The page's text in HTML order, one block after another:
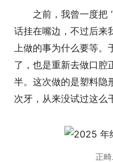
之前，我曾一度把
话挂在嘴边，不过后来
上做的事为什么要等。
了，也是重新去做口腔
半。这次做的是塑料隐
次牙，从来没试过这么
正